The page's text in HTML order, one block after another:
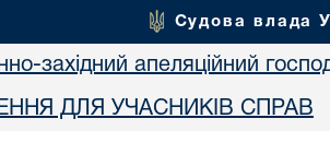
Судова влада
західний апеляційний
ДЛЯ УЧАСНИКІВ СПРАВ